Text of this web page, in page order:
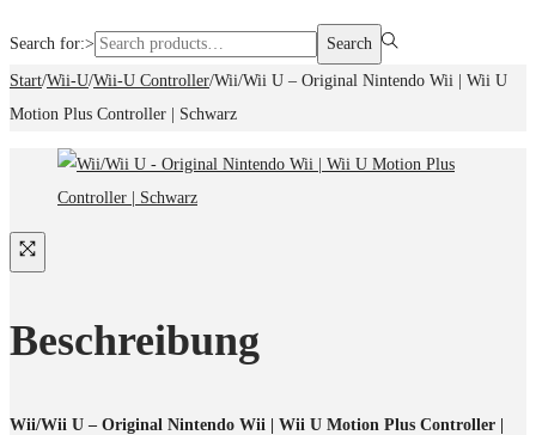
Search for:> Search
Start/Wii-U/Wii-U Controller/Wii/Wii U – Original Nintendo Wii | Wii U
Motion Plus Controller | Schwarz
Beschreibung
Wii/Wii U – Original Nintendo Wii | Wii U Motion Plus Controller |